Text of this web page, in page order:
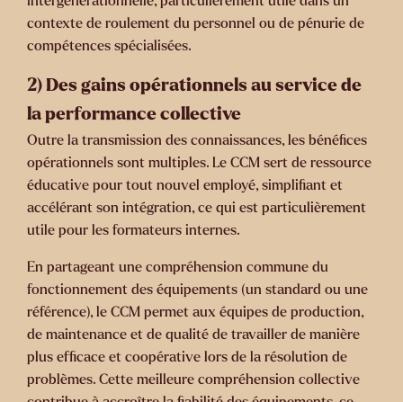
contexte de roulement du personnel ou de pénurie de
compétences spécialisées.
2) Des gains opérationnels au service de
la performance collective
Outre la transmission des connaissances, les bénéfices
opérationnels sont multiples. Le CCM sert de ressource
éducative pour tout nouvel employé, simplifiant et
accélérant son intégration, ce qui est particulièrement
utile pour les formateurs internes.
En partageant une compréhension commune du
fonctionnement des équipements (un standard ou une
référence), le CCM permet aux équipes de production,
de maintenance et de qualité de travailler de manière
plus efficace et coopérative lors de la résolution de
problèmes. Cette meilleure compréhension collective